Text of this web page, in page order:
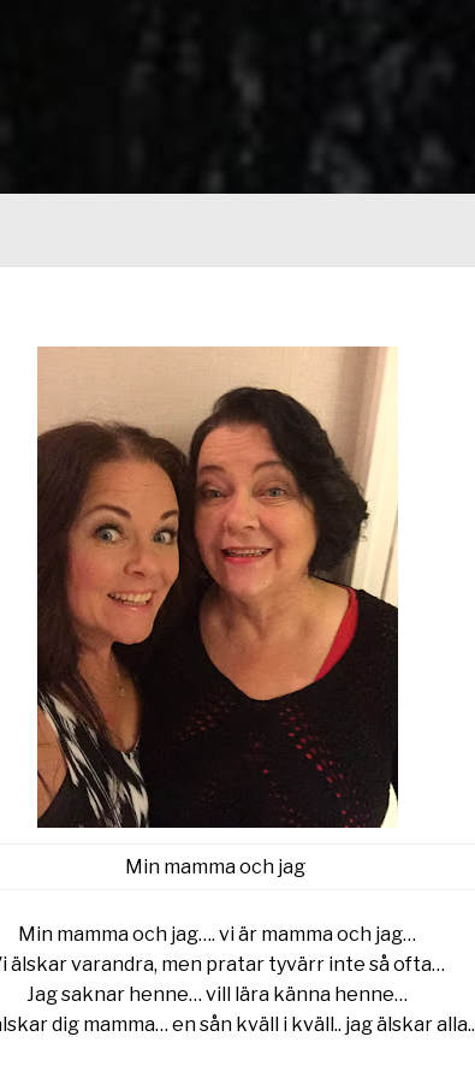
Min mamma och jag
Min mamma och jag…. vi är mamma och jag…
älskar varandra, men pratar tyvärr inte så ofta…
Jag saknar henne… vill lära känna henne…
dig mamma… en sån kväll i kväll.. jag älskar alla..